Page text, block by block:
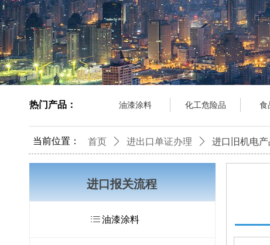
油漆涂料 化工危险品 食
热门产品：
当前位置： 首页 ꄲ 进出口单证办理 ꄲ 进口旧机电
ꂇ油漆涂料
进口报关流程